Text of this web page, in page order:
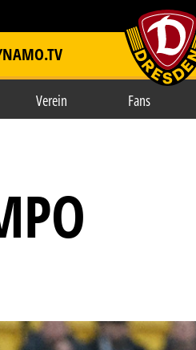
item.title
Verein Fans